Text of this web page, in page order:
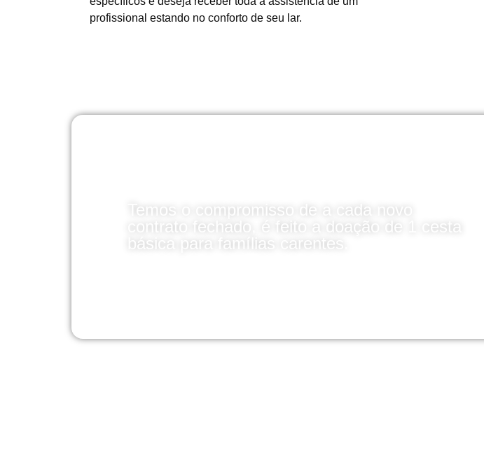
profissional estando no conforto de seu lar.
Temos o compromisso de a cada novo
contrato fechado, é feito a doação de 1 cesta
básica para famílias carentes.